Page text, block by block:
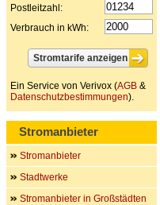
Postleitzahl:
Verbrauch in kWh:
Ein Service von Verivox (AGB &
Datenschutzbestimmungen).
Stromanbieter
Stromanbieter
Stadtwerke
Stromanbieter in Großstädten